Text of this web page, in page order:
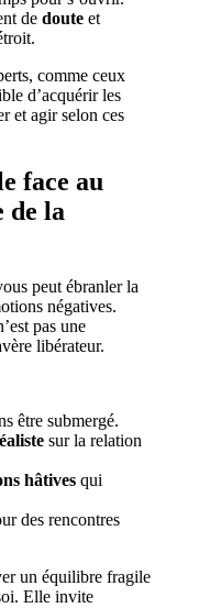
de doute et
comme ceux
d’acquérir les
et agir selon ces
face au
de la
peut ébranler la
négatives.
pas une
libérateur.
être submergé.
sur la relation
hâtives qui
des rencontres
un équilibre fragile
Elle invite